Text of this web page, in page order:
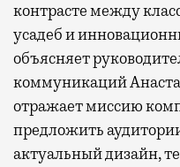
контрасте между
усадеб и
объясняет
коммуникаций
отражает миссию
предложить
актуальный дизайн,